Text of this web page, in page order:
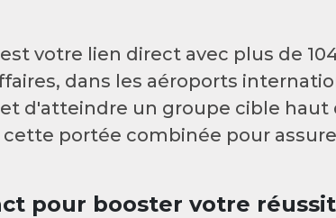
votre lien direct avec plus de
dans les aéroports
d'atteindre un groupe cible
portée combinée pour
pour booster votre